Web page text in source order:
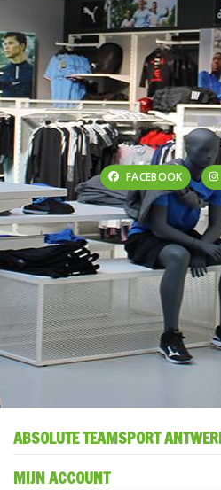
FACEBOOK
ABSOLUTE TEAMSPORT
MIJN ACCOUNT